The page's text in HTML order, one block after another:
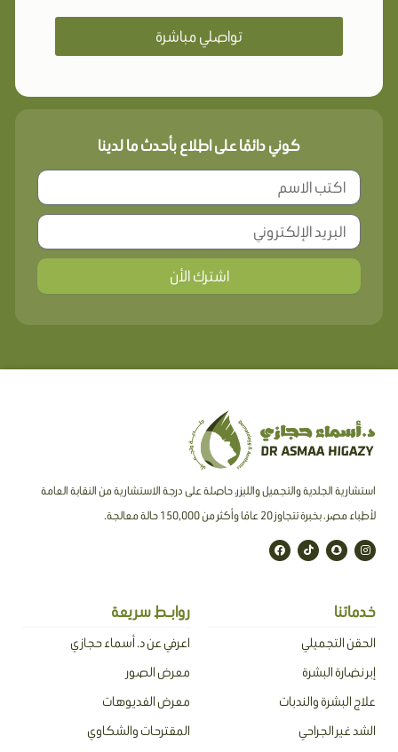
تواصلي مباشرة
كوني دائمًا على اطلاع بأحدث ما لدينا
اشترك الأن
استشارية الجلدية والتجميل والليزر، حاصلة على درجة الاستشارية من النقابة العامة
لأطباء مصر ، بخبرة تتجاوز 20 عامًا وأكثر من 150,000 حالة معالجة.
I
n
s
a
S
n
a
a
t
T
i
k
F
a
c
خدماتنا
الحقن التجميلي
إبر نضارة البشرة
علاج البشرة والندبات
الشد غير الجراحي
روابـط سريعة
اعرفي عن د. أسماء حجازي
معرض الصور
معرض الفديوهات
المقترحات والشكاوي